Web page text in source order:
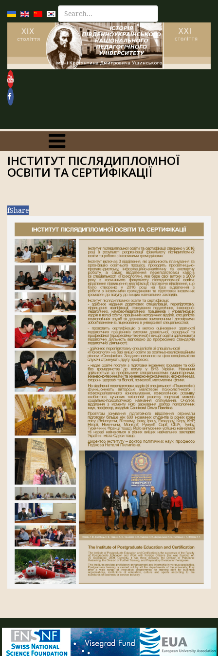
ІНСТИТУТ ПІСЛЯДИПЛОМНОЇ
ОСВІТИ ТА СЕРТИФІКАЦІЇ
fShare